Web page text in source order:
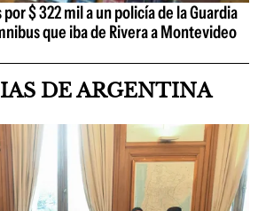
$ 322 mil a un policía de la Guardia
que iba de Rivera a Montevideo
DE ARGENTINA